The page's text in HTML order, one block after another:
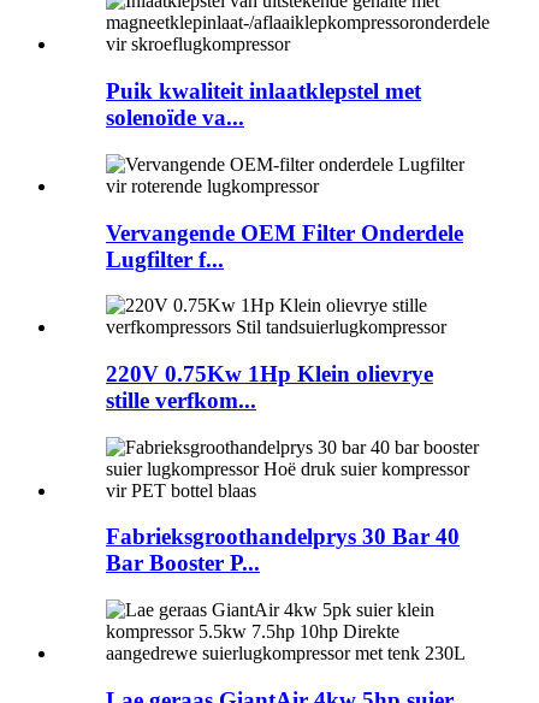
Puik kwaliteit inlaatklepstel met
solenoïde va...
Vervangende OEM Filter Onderdele
Lugfilter f...
220V 0.75Kw 1Hp Klein olievrye
stille verfkom...
Fabrieksgroothandelprys 30 Bar 40
Bar Booster P...